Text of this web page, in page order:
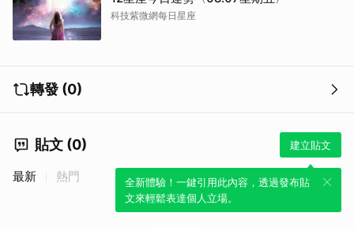
科技紫微網每日星座
轉發 (0)
貼文 (0) 建立貼文
全新體驗！一鍵引用此內容，透過發布貼
文來輕鬆表達個人立場。
最新 熱門